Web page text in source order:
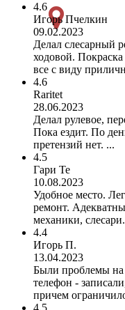
4.6
Игорь Пчелкин
09.02.2023
Делал слесарный
ходовой.
все с виду
4.6
Raritet
28.06.2023
Делал рулевое,
Пока ездит. По
претензий нет. ...
4.5
Гари Те
10.08.2023
Удобное место.
ремонт.
механики,
4.4
Игорь П.
13.04.2023
Были проблемы на
телефон -
причем
4.5